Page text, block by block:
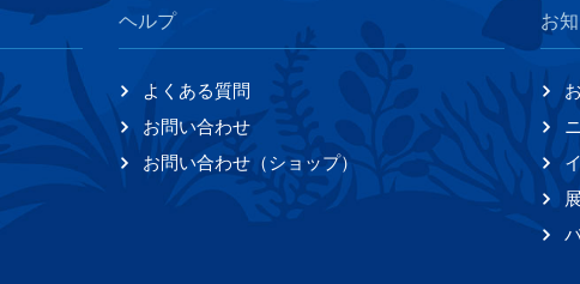
ヘルプ
よくある質問
お問い合わせ
お問い合わせ（ショップ）
お